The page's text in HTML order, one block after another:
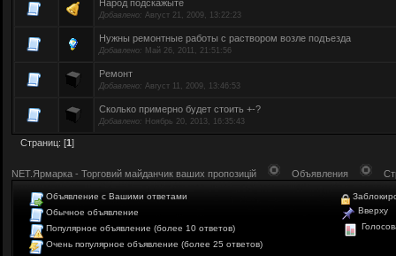
Народ подскажыте
Добавлено: Август 21, 2009, 13:22:23
Нужны ремонтные работы с раствором возле подъезда
Добавлено: Май 26, 2011, 21:51:56
Ремонт
Добавлено: Август 11, 2009, 13:46:53
Сколько примерно будет стоить +-?
Добавлено: Ноябрь 20, 2013, 16:35:43
Страниц: [1]
NET.Ярмарка - Торговий майданчик ваших пропозицій Объявления
Объявление с Вашими ответами
Обычное объявление
Популярное объявление (более 10 ответов)
Очень популярное объявление (более 25 ответов)
Вверху